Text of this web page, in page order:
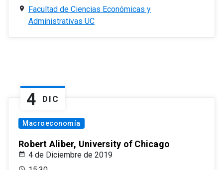
Facultad de Ciencias Económicas y
Administrativas UC
4 DIC
Macroeconomía
Robert Aliber, University of Chicago
4 de Diciembre de 2019